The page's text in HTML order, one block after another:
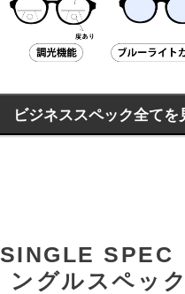
ビジネススペック全てを
SINGLE SPEC
ングルスペック